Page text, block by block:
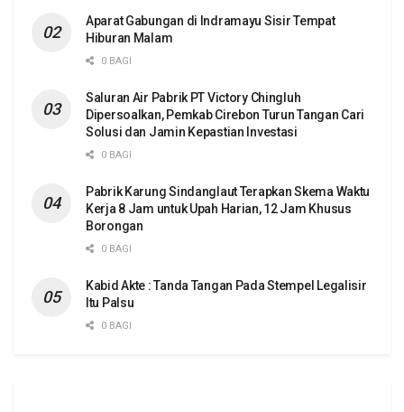
Aparat Gabungan di Indramayu Sisir Tempat
Hiburan Malam
0 BAGI
Saluran Air Pabrik PT Victory Chingluh
Dipersoalkan, Pemkab Cirebon Turun Tangan Cari
Solusi dan Jamin Kepastian Investasi
0 BAGI
Pabrik Karung Sindanglaut Terapkan Skema Waktu
Kerja 8 Jam untuk Upah Harian, 12 Jam Khusus
Borongan
0 BAGI
Kabid Akte : Tanda Tangan Pada Stempel Legalisir
Itu Palsu
0 BAGI